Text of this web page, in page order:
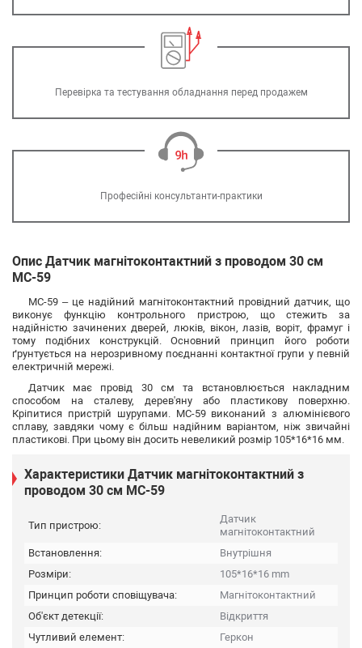
Перевірка та тестування обладнання перед продажем
Професійні консультанти-практики
Опис Датчик магнітоконтактний з проводом 30 см
MC-59
MC-59 – це надійний магнітоконтактний провідний датчик, що
виконує функцію контрольного пристрою, що стежить за
надійністю зачинених дверей, люків, вікон, лазів, воріт, фрамуг і
тому подібних конструкцій. Основний принцип його роботи
ґрунтується на нерозривному поєднанні контактної групи у певній
електричній мережі.
Датчик має провід 30 см та встановлюється накладним
способом на сталеву, дерев'яну або пластикову поверхню.
Кріпитися пристрій шурупами. MC-59 виконаний з алюмінієвого
сплаву, завдяки чому є більш надійним варіантом, ніж звичайні
пластикові. При цьому він досить невеликий розмір 105*16*16 мм.
Характеристики Датчик магнітоконтактний з
проводом 30 см MC-59
Тип пристрою:
Датчик
магнітоконтактний
Встановлення:
Внутрішня
Розміри:
105*16*16 mm
Принцип роботи сповіщувача:
Магнітоконтактний
Об'єкт детекції:
Відкриття
Чутливий елемент:
Геркон